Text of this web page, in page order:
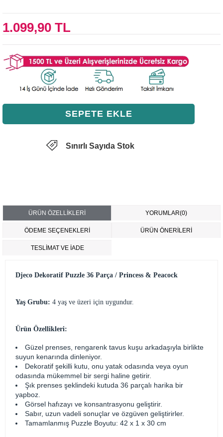
1.099,90 TL
Sınırlı Sayıda Stok
ÜRÜN ÖZELLIKLERI YORUMLAR(0)
ÖDEME SEÇENEKLERI ÜRÜN ÖNERILERI
TESLİMAT VE İADE
Djeco Dekoratif Puzzle 36 Parça / Princess & Peacock
Yaş Grubu: 4 yaş ve üzeri için uygundur.
Ürün Özellikleri:
Güzel prenses, rengarenk tavus kuşu arkadaşıyla birlikte
suyun kenarında dinleniyor.
Dekoratif şekilli kutu, onu yatak odasında veya oyun
odasında mükemmel bir sergi haline getirir.
Şık prenses şeklindeki kutuda 36 parçalı harika bir
yapboz.
Görsel hafızayı ve konsantrasyonu geliştirir.
Sabır, uzun vadeli sonuçlar ve özgüven geliştirirler.
Tamamlanmış Puzzle Boyutu: ‎42 x 1 x 30 cm